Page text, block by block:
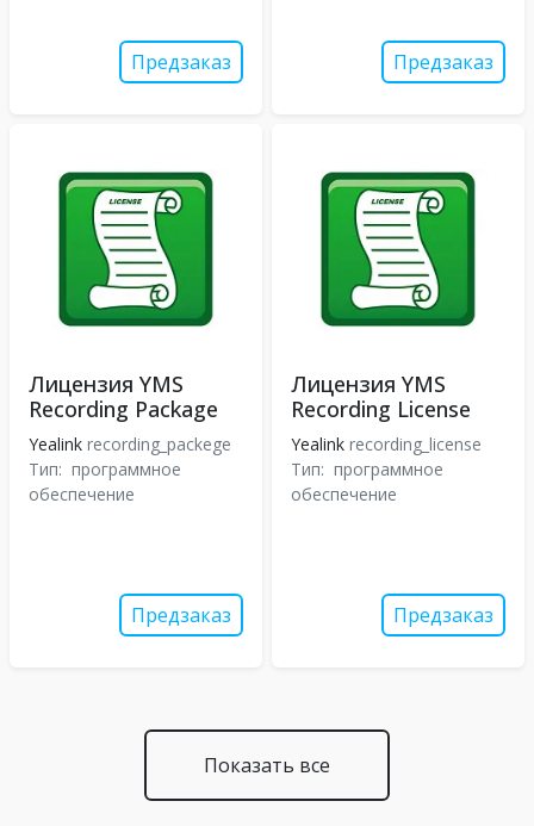
Предзаказ Предзаказ
Лицензия YMS
Recording Package
Yealink recording_packege
Тип: программное
обеспечение
Предзаказ
Лицензия YMS
Recording License
Yealink recording_license
Тип: программное
обеспечение
Предзаказ
Показать все